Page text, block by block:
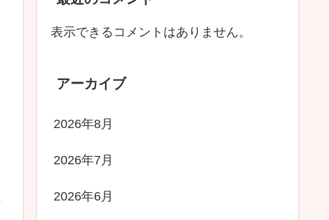
表示できるコメントはありません。
アーカイブ
2026年8月
2026年7月
2026年6月